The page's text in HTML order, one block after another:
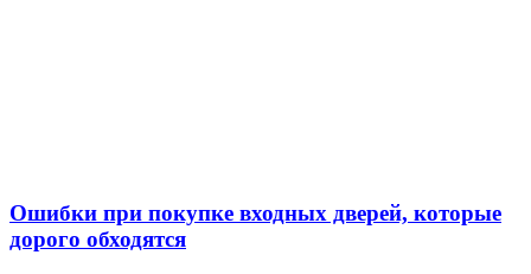
Ошибки при покупке входных дверей, которые
дорого обходятся